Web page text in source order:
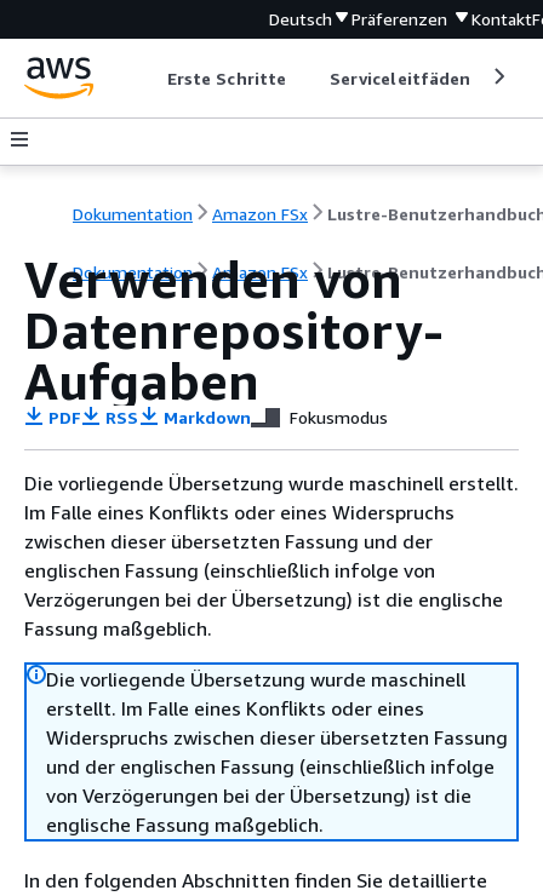
Deutsch Präferenzen Kontakt
Erste Schritte Serviceleitfäden
Dokumentation Amazon FSx Lustre-
Dokumentation Amazon FSx Lustre-
Verwenden von
Datenrepository-
Aufgaben
PDF RSS Markdown Fokusmodus
Die vorliegende Übersetzung wurde maschinell erstellt.
Im Falle eines Konflikts oder eines Widerspruchs
zwischen dieser übersetzten Fassung und der
englischen Fassung (einschließlich infolge von
Verzögerungen bei der Übersetzung) ist die englische
Fassung maßgeblich.
Die vorliegende Übersetzung wurde maschinell
erstellt. Im Falle eines Konflikts oder eines
Widerspruchs zwischen dieser übersetzten Fassung
und der englischen Fassung (einschließlich infolge
von Verzögerungen bei der Übersetzung) ist die
englische Fassung maßgeblich.
In den folgenden Abschnitten finden Sie detaillierte